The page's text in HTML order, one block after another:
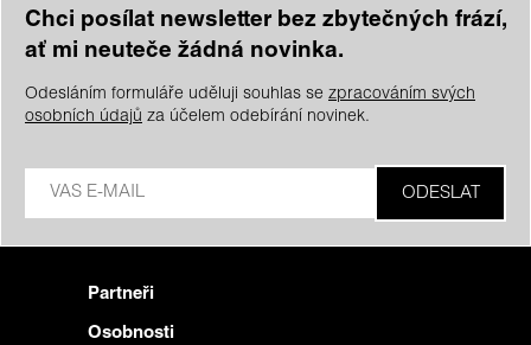
Chci posílat newsletter bez zbytečných frází,
ať mi neuteče žádná novinka.
Odesláním formuláře uděluji souhlas se zpracováním svých
osobních údajů za účelem odebírání novinek.
Partneři
Osobnosti